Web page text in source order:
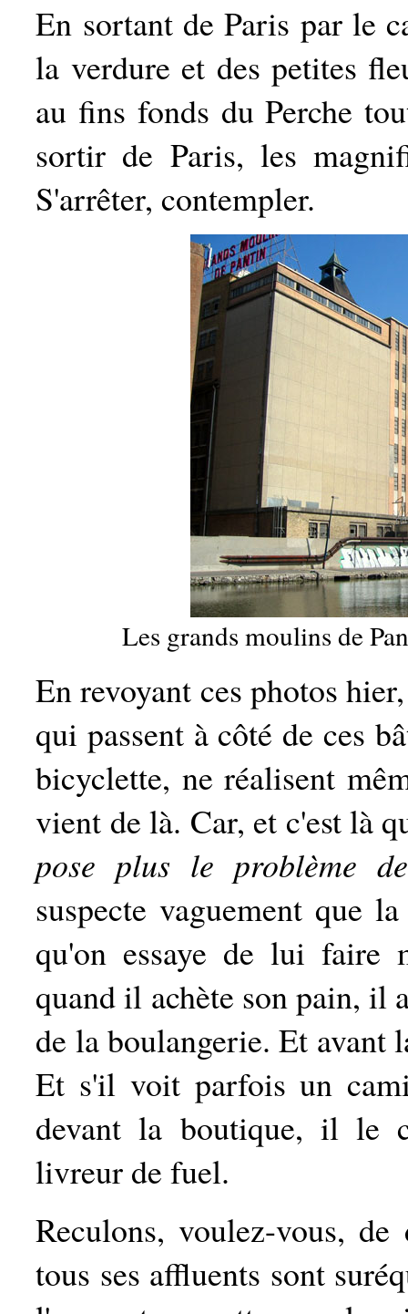
En sortant de Paris par le
la verdure et des petites
au fins fonds du Perche
sortir de Paris, les
S'arrêter, contempler.
Les grands moulins de
En revoyant ces photos
qui passent à côté de ces
bicyclette, ne réalisent
vient de là. Car, et c'est là
pose plus le problème
suspecte vaguement que
qu'on essaye de lui faire
quand il achète son pain, il
de la boulangerie. Et avant
Et s'il voit parfois un
devant la boutique, il le
livreur de fuel.
Reculons, voulez-vous,
tous ses affluents sont